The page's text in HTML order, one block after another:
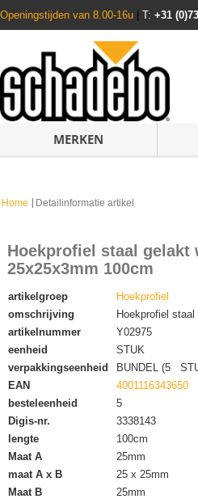
Openingstijden van 8.00-16u T: +31
MERKEN
Home Detailinformatie artikel
Hoekprofiel staal gelakt
25x25x3mm 100cm
artikelgroep
Hoekprofiel
omschrijving
Hoekprofiel
artikelnummer
Y02975
eenheid
STUK
verpakkingseenheid
BUNDEL (5
EAN
4001116343650
besteleenheid
5
Digis-nr.
3338143
lengte
100cm
Maat A
25mm
maat A x B
25 x 25mm
Maat B
25mm